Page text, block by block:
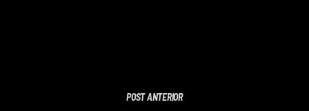
POST ANTERIOR